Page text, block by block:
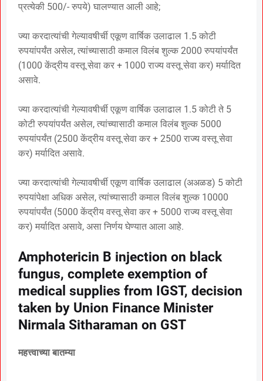
प्रत्येकी 500/- रुपये) घालण्यात आली आहे;
ज्या करदात्यांची गेल्यावषीर्ची एकूण वार्षिक उलाढाल 1.5 कोटी
रुपयांपर्यंत असेल, त्यांच्यासाठी कमाल विलंब शुल्क 2000 रुपयांपर्यंत
(1000 केंद्रीय वस्तू सेवा कर + 1000 राज्य वस्तू सेवा कर) मर्यादित
असावे.
ज्या करदात्यांची गेल्यावषीर्ची एकूण वार्षिक उलाढाल 1.5 कोटी ते 5
कोटी रुपयांपर्यंत असेल, त्यांच्यासाठी कमाल विलंब शुल्क 5000
रुपयांपर्यंत (2500 केंद्रीय वस्तू सेवा कर + 2500 राज्य वस्तू सेवा
कर) मर्यादित असावे.
ज्या करदात्यांची गेल्यावषीर्ची एकूण वार्षिक उलाढाल (अअळड) 5 कोटी
रुपयांपेक्षा अधिक असेल, त्यांच्यासाठी कमाल विलंब शुल्क 10000
रुपयांपर्यंत (5000 केंद्रीय वस्तू सेवा कर + 5000 राज्य वस्तू सेवा
कर) मर्यादित असावे, असा निर्णय घेण्यात आला आहे.
Amphotericin B injection on black
fungus, complete exemption of
medical supplies from IGST, decision
taken by Union Finance Minister
Nirmala Sitharaman on GST
महत्त्वाच्या बातम्या